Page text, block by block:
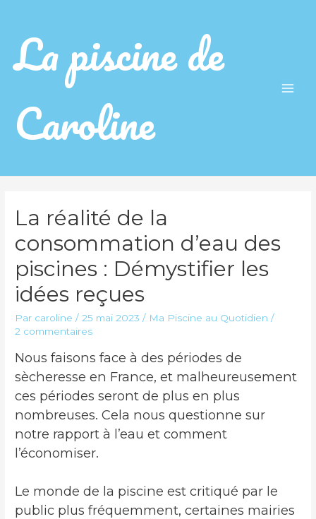
La piscine de
Caroline
La réalité de la
consommation d’eau des
piscines : Démystifier les
idées reçues
Par caroline /25 mai 2023 / Ma Piscine au Quotidien /
2 commentaires
Nous faisons face à des périodes de
sècheresse en France, et malheureusement
ces périodes seront de plus en plus
nombreuses. Cela nous questionne sur
notre rapport à l’eau et comment
l’économiser.
Le monde de la piscine est critiqué par le
public plus fréquemment, certaines mairies